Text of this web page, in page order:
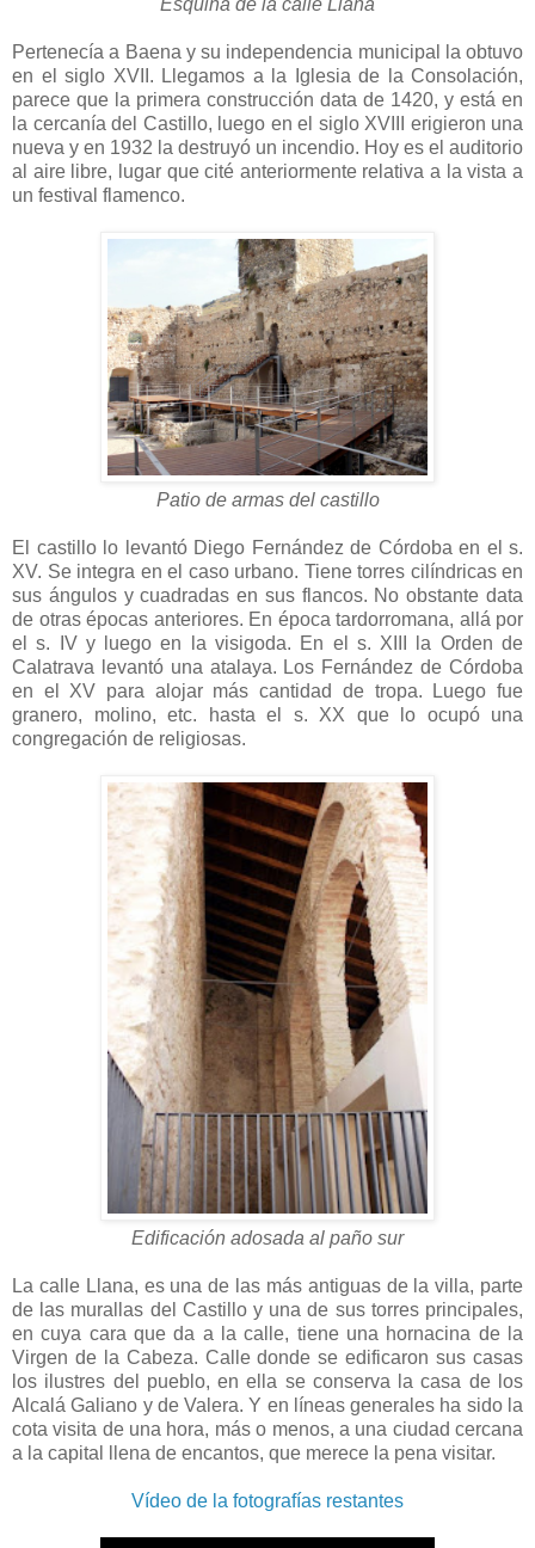
Pertenecía a Baena y su independencia municipal la obtuvo
en el siglo XVII. Llegamos a la Iglesia de la Consolación,
parece que la primera construcción data de 1420, y está en
la cercanía del Castillo, luego en el siglo XVIII erigieron una
nueva y en 1932 la destruyó un incendio. Hoy es el auditorio
al aire libre, lugar que cité anteriormente relativa a la vista a
un festival flamenco.
Patio de armas del castillo
El castillo lo levantó Diego Fernández de Córdoba en el s.
XV. Se integra en el caso urbano. Tiene torres cilíndricas en
sus ángulos y cuadradas en sus flancos. No obstante data
de otras épocas anteriores. En época tardorromana, allá por
el s. IV y luego en la visigoda. En el s. XIII la Orden de
Calatrava levantó una atalaya. Los Fernández de Córdoba
en el XV para alojar más cantidad de tropa. Luego fue
granero, molino, etc. hasta el s. XX que lo ocupó una
congregación de religiosas.
Edificación adosada al paño sur
La calle Llana, es una de las más antiguas de la villa, parte
de las murallas del Castillo y una de sus torres principales,
en cuya cara que da a la calle, tiene una hornacina de la
Virgen de la Cabeza. Calle donde se edificaron sus casas
los ilustres del pueblo, en ella se conserva la casa de los
Alcalá Galiano y de Valera. Y en líneas generales ha sido la
cota visita de una hora, más o menos, a una ciudad cercana
a la capital llena de encantos, que merece la pena visitar.
Vídeo de la fotografías restantes